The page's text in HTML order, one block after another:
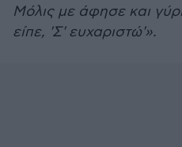
Μόλις με άφησε και
είπε, 'Σ' ευχαριστώ'».